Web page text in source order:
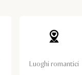
Luoghi romantici